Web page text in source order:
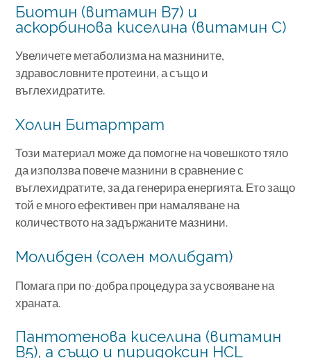
Биотин (витамин В7) и
аскорбинова киселина (витамин С)
Увеличете метаболизма на мазнините,
здравословните протеини, а също и
въглехидратите.
Холин Битартрат
Този материал може да помогне на човешкото тяло
да използва повече мазнини в сравнение с
въглехидратите, за да генерира енергията. Ето защо
той е много ефективен при намаляване на
количеството на задържаните мазнини.
Молибден (солен молибдат)
Помага при по-добра процедура за усвояване на
храната.
Пантотенова киселина (витамин
B5), а също и пиридоксин HCL